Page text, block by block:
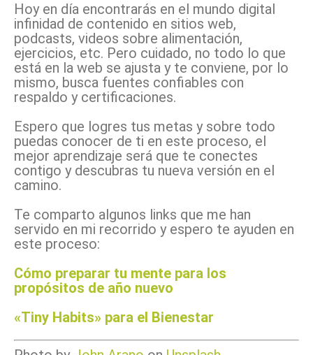
Hoy en día encontrarás en el mundo digital
infinidad de contenido en sitios web,
podcasts, videos sobre alimentación,
ejercicios, etc. Pero cuidado, no todo lo que
está en la web se ajusta y te conviene, por lo
mismo, busca fuentes confiables con
respaldo y certificaciones.
Espero que logres tus metas y sobre todo
puedas conocer de ti en este proceso, el
mejor aprendizaje será que te conectes
contigo y descubras tu nueva versión en el
camino.
Te comparto algunos links que me han
servido en mi recorrido y espero te ayuden en
este proceso:
Cómo preparar tu mente para los
propósitos de año nuevo
«Tiny Habits» para el Bienestar